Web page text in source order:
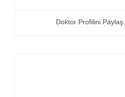
Doktor Profilini Paylaş: